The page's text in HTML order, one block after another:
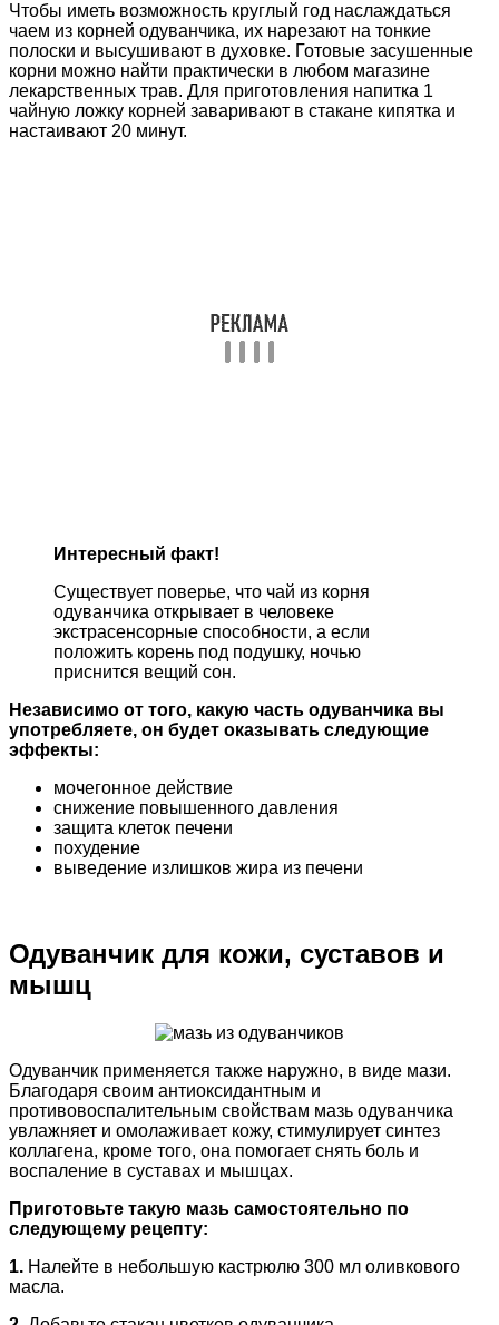
Чтобы иметь возможность круглый год наслаждаться
чаем из корней одуванчика, их нарезают на тонкие
полоски и высушивают в духовке. Готовые засушенные
корни можно найти практически в любом магазине
лекарственных трав. Для приготовления напитка 1
чайную ложку корней заваривают в стакане кипятка и
настаивают 20 минут.
Интересный факт!
Существует поверье, что чай из корня
одуванчика открывает в человеке
экстрасенсорные способности, а если
положить корень под подушку, ночью
приснится вещий сон.
Независимо от того, какую часть одуванчика вы
употребляете, он будет оказывать следующие
эффекты:
мочегонное действие
снижение повышенного давления
защита клеток печени
похудение
выведение излишков жира из печени
Одуванчик для кожи, суставов и
мышц
Одуванчик применяется также наружно, в виде мази.
Благодаря своим антиоксидантным и
противовоспалительным свойствам мазь одуванчика
увлажняет и омолаживает кожу, стимулирует синтез
коллагена, кроме того, она помогает снять боль и
воспаление в суставах и мышцах.
Приготовьте такую мазь самостоятельно по
следующему рецепту:
1. Налейте в небольшую кастрюлю 300 мл оливкового
масла.